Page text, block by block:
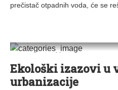
prečistač otpadnih voda, će se
DRUŠTVO VESTI VRDNIK
Ekološki izazovi u
urbanizacije